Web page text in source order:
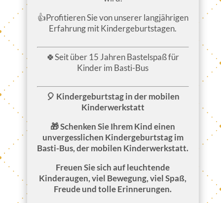
👍Profitieren Sie von unserer langjährigen
Erfahrung mit Kindergeburtstagen.
🍀Seit über 15 Jahren Bastelspaß für
Kinder im Basti-Bus
🎈 Kindergeburtstag in der mobilen
Kinderwerkstatt
🎁 Schenken Sie Ihrem Kind einen
unvergesslichen Kindergeburtstag im
Basti-Bus, der mobilen Kinderwerkstatt.
Freuen Sie sich auf leuchtende
Kinderaugen, viel Bewegung, viel Spaß,
Freude und tolle Erinnerungen.